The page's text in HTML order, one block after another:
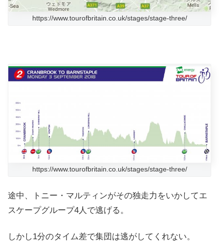
https://www.tourofbritain.co.uk/stages/stage-three/
https://www.tourofbritain.co.uk/stages/stage-three/
途中、トニー・マルティンがその独走力をいかしてエ
スケープグループ4人で逃げる。
しかし1分のタイム差で集団は逃がしてくれない。